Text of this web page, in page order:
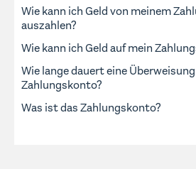
Wie kann ich Geld von meinem
auszahlen?
Wie kann ich Geld auf mein
Wie lange dauert eine
Zahlungskonto?
Was ist das Zahlungskonto?